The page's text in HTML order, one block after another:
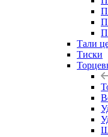
Тали
Тиски